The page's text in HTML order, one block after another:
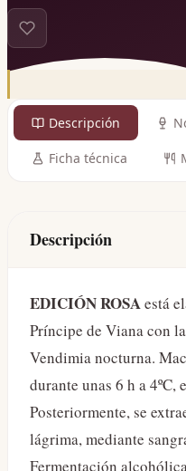
Descripción
Ficha técnica
Descripción
EDICIÓN ROSAestá
Príncipe de Viana con
Vendimia nocturna.
durante unas 6 h a 4ºC,
Posteriormente, se
lágrima, mediante
Fermentación